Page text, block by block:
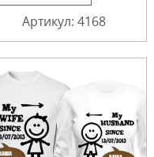
Артикул: 4168